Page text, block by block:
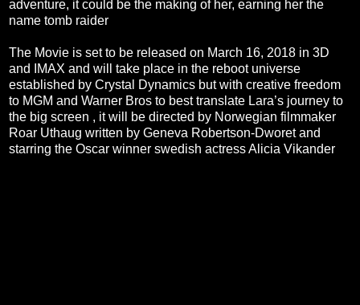
adventure, it could be the making of her, earning her the
name tomb raider
The Movie is set to be released on March 16, 2018 in 3D
and IMAX and will take place in the reboot universe
established by Crystal Dynamics but with creative freedom
to MGM and Warner Bros to best translate Lara’s journey to
the big screen , it will be directed by Norwegian filmmaker
Roar Uthaug written by Geneva Robertson-Dworet and
starring the Oscar winner swedish actress Alicia Vikander